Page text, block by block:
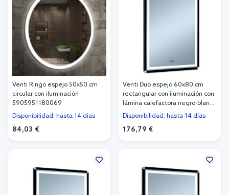
Venti Ringo espejo 50x50 cm
circular con iluminación
5905951180069
Disponibilidad: hasta 14 días
84,03 €
Venti Duo espejo 60x80 cm
rectangular con iluminación con
lámina calefactora negro-blanco
5905951180434
Disponibilidad: hasta 14 días
176,79 €